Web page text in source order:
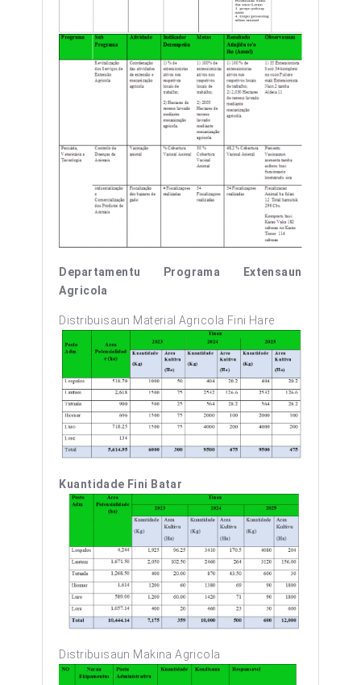
Departamentu Programa Extensaun
Agricola
Distribuisaun Material Agricola Fini Hare
Kuantidade Fini Batar
Distribuisaun Makina Agricola